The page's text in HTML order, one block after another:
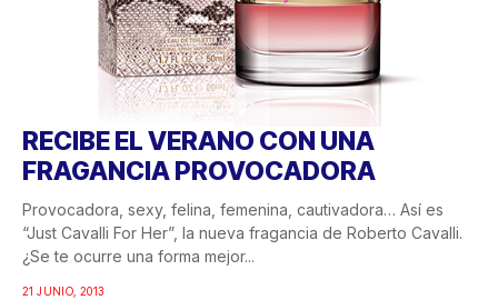
RECIBE EL VERANO CON UNA
FRAGANCIA PROVOCADORA
Provocadora, sexy, felina, femenina, cautivadora… Así es
“Just Cavalli For Her”, la nueva fragancia de Roberto Cavalli.
¿Se te ocurre una forma mejor...
21 JUNIO, 2013